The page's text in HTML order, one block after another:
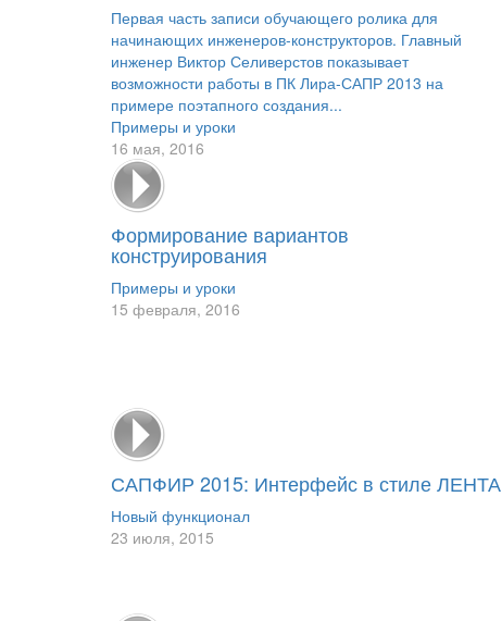
Первая часть записи обучающего ролика для
начинающих инженеров-конструкторов. Главный
инженер Виктор Селиверстов показывает
возможности работы в ПК Лира-САПР 2013 на
примере поэтапного создания...
Примеры и уроки
16 мая, 2016
Формирование вариантов
конструирования
Примеры и уроки
15 февраля, 2016
САПФИР 2015: Интерфейс в стиле ЛЕНТА
Новый функционал
23 июля, 2015